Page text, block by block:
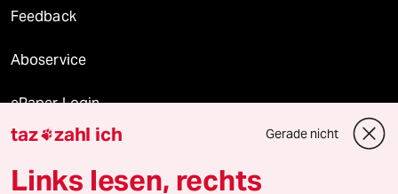
Feedback
Aboservice
ePaper Login
Downloads für Abonnierende
taz zahl ich Gerade nicht
Links lesen, rechts